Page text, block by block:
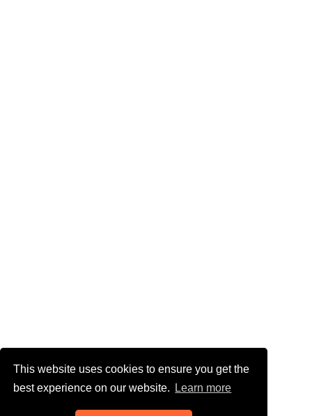
This website uses cookies to ensure you get the
best experience on our website.
Learn more